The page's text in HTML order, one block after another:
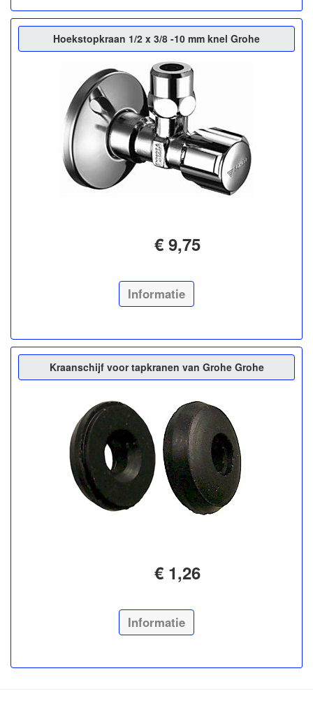
Hoekstopkraan 1/2 x 3/8 -10 mm knel Grohe
€ 9,75
Informatie
Kraanschijf voor tapkranen van Grohe Grohe
€ 1,26
Informatie